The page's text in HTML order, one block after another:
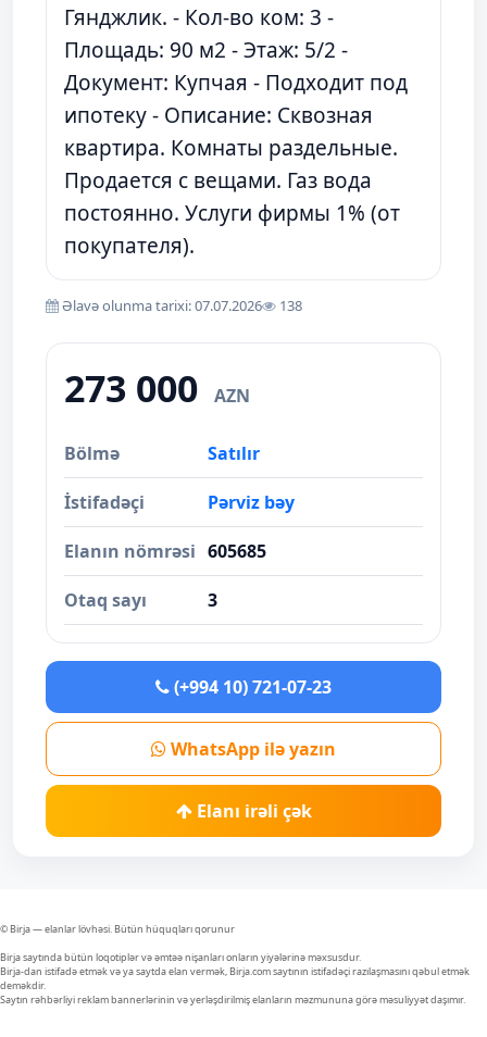
Гянджлик. - Кол-во ком: 3 -
Площадь: 90 м2 - Этаж: 5/2 -
Документ: Купчая - Подходит под
ипотеку - Описание: Сквозная
квартира. Комнаты раздельные.
Продается с вещами. Газ вода
постоянно. Услуги фирмы 1% (от
покупателя).
Əlavə olunma tarixi: 07.07.2026 138
273 000 AZN
Bölmə Satılır
İstifadəçi Pərviz bəy
Elanın nömrəsi 605685
Otaq sayı 3
(+994 10) 721-07-23
WhatsApp ilə yazın
Elanı irəli çək
© Birja — elanlar lövhəsi. Bütün hüquqları qorunur
Birja saytında bütün loqotiplər və əmtəə nişanları onların yiyələrinə məxsusdur.
Birja-dan istifadə etmək və ya saytda elan vermək, Birja.com saytının istifadəçi razılaşmasını qəbul etmək
deməkdir.
Saytın rəhbərliyi reklam bannerlərinin və yerləşdirilmiş elanların məzmununa görə məsuliyyət daşımır.